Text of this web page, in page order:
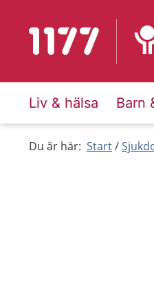
Till startsidan för 1177
Liv & hälsa Barn
Du är här: Start